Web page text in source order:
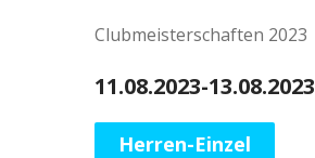
Clubmeisterschaften 2023
11.08.2023-13.08.2023
Herren-Einzel